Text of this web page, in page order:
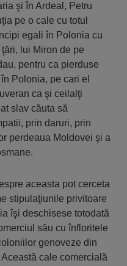
şi în Ardeal, Petru
pe o cale cu totul
egali în Polonia cu
lui Miron de pe
pentru ca pierduse
Polonia, pe cari el
ca şi ceilalţi
slav căuta să
prin daruri, prin
perdeaua Moldovei şi a
aceasta pot cerceta
stipulaţiunile privitoare
îşi deschisese totodată
său cu înfloritele
genoveze din
cale comercială